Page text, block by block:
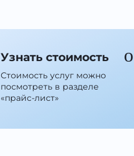
Узнать стоимость
Стоимость услуг можно
посмотреть в разделе
«прайс-лист»